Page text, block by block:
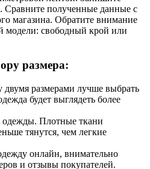
Сравните полученные данные с
магазина. Обратите внимание
модели: свободный крой или
размера:
размерами лучше выбрать
будет выглядеть более
одежды. Плотные ткани
тянутся, чем легкие
онлайн, внимательно
и отзывы покупателей.